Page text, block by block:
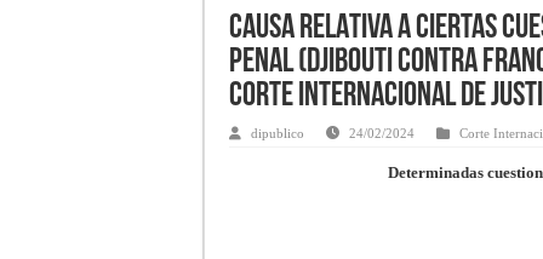
CAUSA RELATIVA A CIERTAS
PENAL (DJIBOUTI CONTRA
Corte Internacional de
dipublico 24/02/2024 Corte
Determinadas